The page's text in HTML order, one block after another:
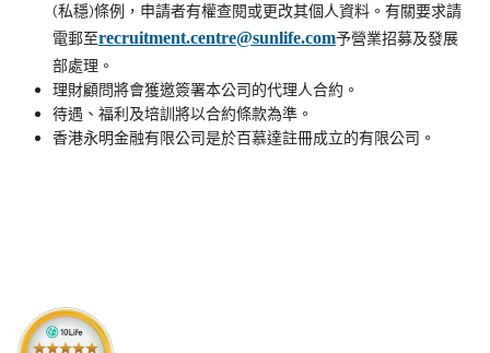
(私穩)條例，申請者有權查閱或更改其個人資料。有關要求請
電郵至recruitment.centre@sunlife.com予營業招募及發展
部處理。
理財顧問將會獲邀簽署本公司的代理人合約。
待遇、福利及培訓將以合約條款為準。
香港永明金融有限公司是於百慕達註冊成立的有限公司。